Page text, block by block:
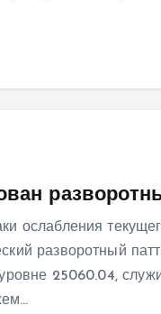
ослабления
разворотный
25060.04,